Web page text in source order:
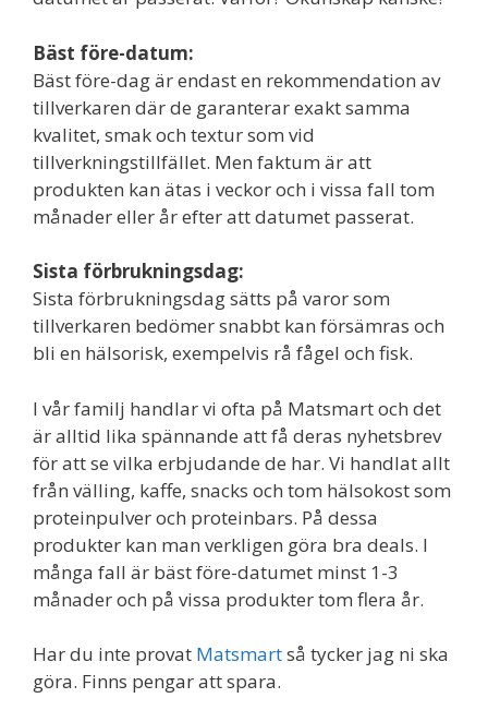
Bäst före-datum:
Bäst före-dag är endast en rekommendation av
tillverkaren där de garanterar exakt samma
kvalitet, smak och textur som vid
tillverkningstillfället. Men faktum är att
produkten kan ätas i veckor och i vissa fall tom
månader eller år efter att datumet passerat.
Sista förbrukningsdag:
Sista förbrukningsdag sätts på varor som
tillverkaren bedömer snabbt kan försämras och
bli en hälsorisk, exempelvis rå fågel och fisk.
I vår familj handlar vi ofta på Matsmart och det
är alltid lika spännande att få deras nyhetsbrev
för att se vilka erbjudande de har. Vi handlat allt
från välling, kaffe, snacks och tom hälsokost som
proteinpulver och proteinbars. På dessa
produkter kan man verkligen göra bra deals. I
många fall är bäst före-datumet minst 1-3
månader och på vissa produkter tom flera år.
Har du inte provat Matsmartså tycker jag ni ska
göra. Finns pengar att spara.